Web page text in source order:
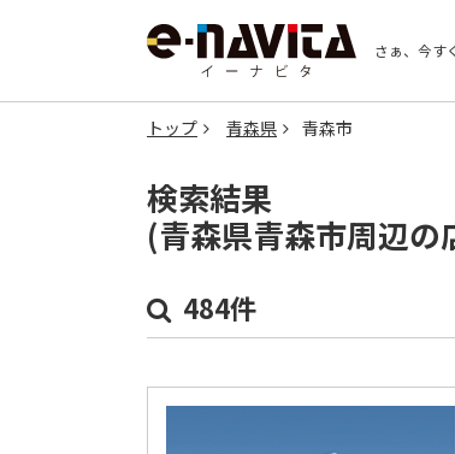
さぁ、今す
トップ 青森県 青森市
検索結果
(青森県青森市周辺の
484件